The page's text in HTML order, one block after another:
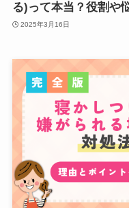
る)って本当？役割や
2025年3月16日